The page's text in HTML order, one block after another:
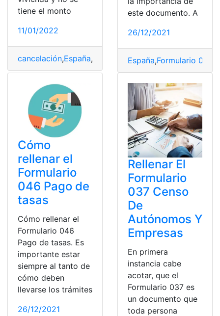
tiene el monto
11/01/2022
cancelación,España, formulario 600,hipoteca,Rellenar
este documento. A
26/12/2021
España,Formulario 046
Cómo
rellenar el
Formulario
046 Pago de
tasas
Cómo rellenar el
Formulario 046
Pago de tasas. Es
importante estar
siempre al tanto de
cómo deben
llevarse los trámites
26/12/2021
Rellenar El
Formulario
037 Censo
De
Autónomos Y
Empresas
En primera
instancia cabe
acotar, que el
Formulario 037 es
un documento que
toda persona